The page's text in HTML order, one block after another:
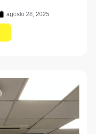
agosto 28, 2025